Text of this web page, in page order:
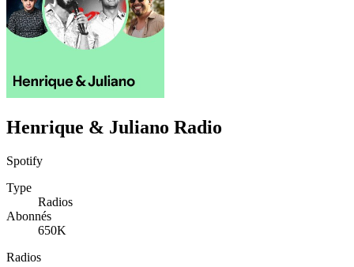
Henrique & Juliano Radio
Spotify
Type
Radios
Abonnés
650K
Radios